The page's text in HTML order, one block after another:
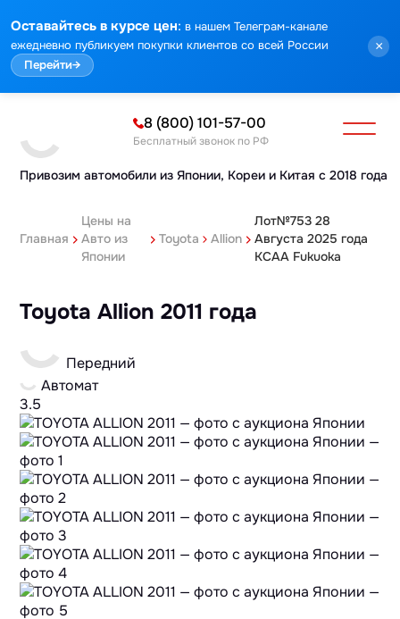
Оставайтесь в курсе цен: в нашем Телеграм-канале
ежедневно публикуем покупки клиентов со всей России
Перейти→
×
Привозим автомобили из Японии, Кореи и Китая с 2018 года
8 (800) 101-57-00
Бесплатный звонок по РФ
Главная
Цены на
Авто из
Японии
Toyota Allion
Лот№753 28
Августа 2025 года
KCAA Fukuoka
Toyota Allion 2011 года
Передний
Автомат
3.5